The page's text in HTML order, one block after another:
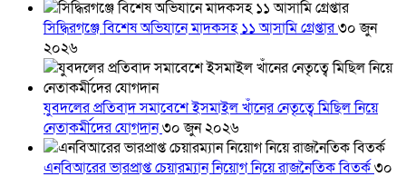
সিদ্ধিরগঞ্জে বিশেষ অভিযানে মাদকসহ ১১ আসামি গ্রেপ্তার৩০ জুন
২০২৬
যুবদলের প্রতিবাদ সমাবেশে ইসমাইল খাঁনের নেতৃত্বে মিছিল নিয়ে
নেতাকর্মীদের যোগদান৩০ জুন ২০২৬
এনবিআরের ভারপ্রাপ্ত চেয়ারম্যান নিয়োগ নিয়ে রাজনৈতিক বিতর্ক৩০